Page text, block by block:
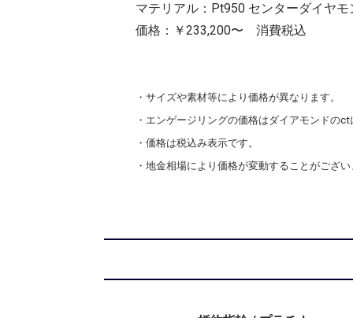
マテリアル：Pt950 センターダイヤモ
価格：￥233,200〜 消費税込
・サイズや素材等により価格が異なります。
・エンゲージリングの価格はダイアモンドのct
・価格は税込み表示です。
・地金相場により価格が変動することがござい